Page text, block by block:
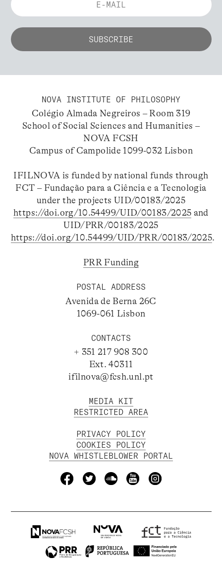
NOVA INSTITUTE OF PHILOSOPHY
Colégio Almada Negreiros – Room 319
School of Social Sciences and Humanities –
NOVA FCSH
Campus of Campolide 1099-032 Lisbon
IFILNOVA is funded by national funds through
FCT – Fundação para a Ciência e a Tecnologia
under the projects UID/00183/2025
https://doi.org/10.54499/UID/00183/2025 and
UID/PRR/00183/2025
https://doi.org/10.54499/UID/PRR/00183/2025.
PRR Funding
POSTAL ADDRESS
Avenida de Berna 26C
1069-061 Lisbon
CONTACTS
+ 351 217 908 300
Ext. 40311
ifilnova@fcsh.unl.pt
MEDIA KIT
RESTRICTED AREA
PRIVACY POLICY
COOKIES POLICY
NOVA WHISTLEBLOWER PORTAL